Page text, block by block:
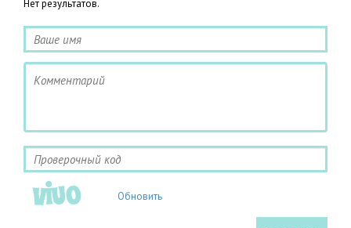
Нет результатов.
Обновить